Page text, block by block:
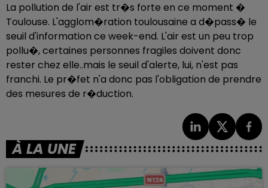
La pollution de l'air est tr�s forte en ce moment �
Toulouse. L'agglom�ration toulousaine a d�pass� le
seuil d'information ce week-end. L'air est un peu trop
pollu�, certaines personnes fragiles doivent donc
rester chez elle..mais le seuil d'alerte, lui, n'est pas
franchi. Le pr�fet n'a donc pas l'obligation de prendre
des mesures de r�duction.
À LA UNE